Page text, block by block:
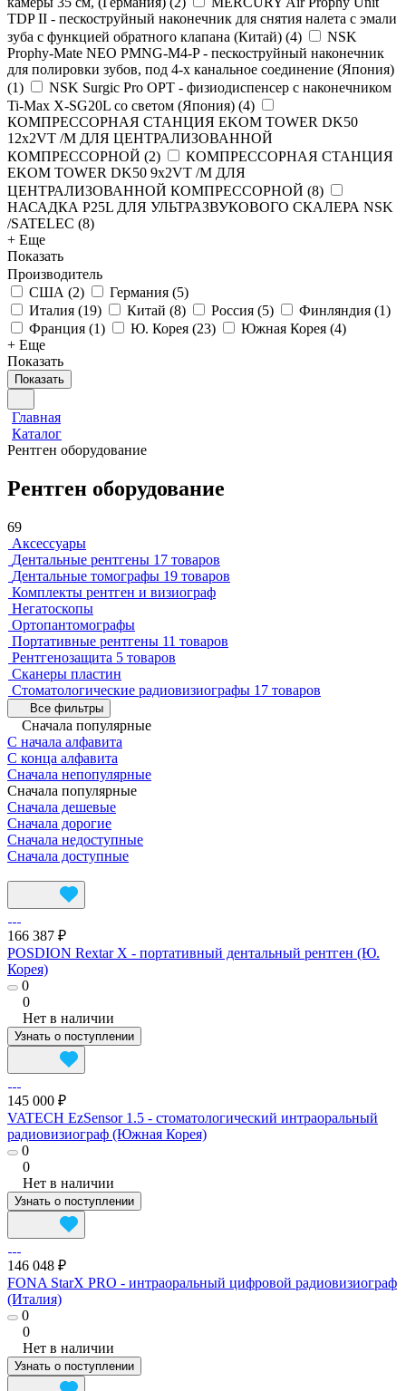
TDP II - пескоструйный наконечник для снятия налета с эмали
зуба с функцией обратного клапана (Китай) (4)
NSK
Prophy-Mate NEO PMNG-M4-P - пескоструйный наконечник
для полировки зубов, под 4-х канальное соединение (Япония)
(1)
NSK Surgic Pro OPT - физиодиспенсер с наконечником
Ti-Max X-SG20L со светом (Япония) (4)
КОМПРЕССОРНАЯ СТАНЦИЯ EKOM TOWER DK50
12x2VT /M ДЛЯ ЦЕНТРАЛИЗОВАННОЙ
КОМПРЕССОРНОЙ (2)
КОМПРЕССОРНАЯ СТАНЦИЯ
EKOM TOWER DK50 9x2VT /M ДЛЯ
ЦЕНТРАЛИЗОВАННОЙ КОМПРЕССОРНОЙ (8)
НАСАДКА P25L ДЛЯ УЛЬТРАЗВУКОВОГО СКАЛЕРА NSK
/SATELEC (8)
+ Еще
Показать
Производитель
CША (2) Германия (5)
Италия (19) Китай (8) Россия (5) Финляндия (1)
Франция (1) Ю. Корея (23) Южная Корея (4)
+ Еще
Показать
Показать
Главная
Каталог
Рентген оборудование
Рентген оборудование
69
Аксессуары
Дентальные рентгены 17 товаров
Дентальные томографы 19 товаров
Комплекты рентген и визиограф
Негатоскопы
Ортопантомографы
Портативные рентгены 11 товаров
Рентгенозащита 5 товаров
Сканеры пластин
Стоматологические радиовизиографы 17 товаров
Все фильтры
Сначала популярные
С начала алфавита
С конца алфавита
Сначала непопулярные
Сначала популярные
Сначала дешевые
Сначала дорогие
Сначала недоступные
Сначала доступные
166 387 ₽
POSDION Rextar X - портативный дентальный рентген (Ю.
Корея)
0
0
Нет в наличии
Узнать о поступлении
145 000 ₽
VATECH EzSensor 1.5 - cтоматологический интраоральный
радиовизиограф (Южная Корея)
0
0
Нет в наличии
Узнать о поступлении
146 048 ₽
FONA StarX PRO - интраоральный цифровой радиовизиограф
(Италия)
0
0
Нет в наличии
Узнать о поступлении